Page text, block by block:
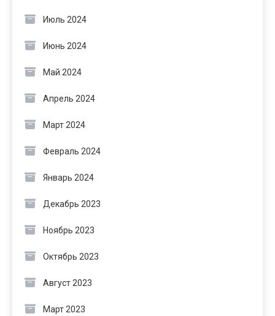
Июль 2024
Июнь 2024
Май 2024
Апрель 2024
Март 2024
Февраль 2024
Январь 2024
Декабрь 2023
Ноябрь 2023
Октябрь 2023
Август 2023
Март 2023